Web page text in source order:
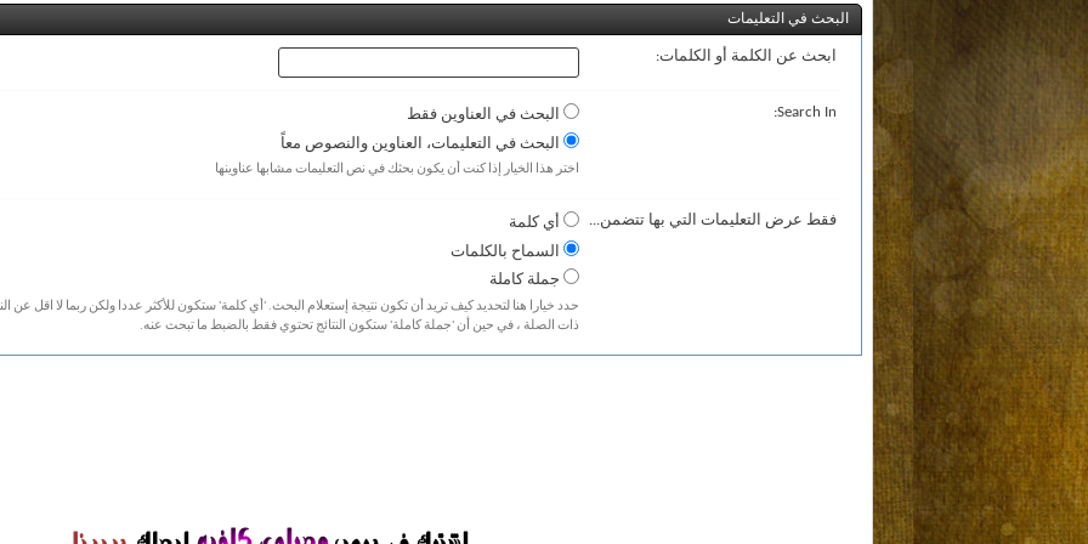
البحث في التعليمات
ابحث عن الكلمة أو الكلمات:
Search In:
البحث في العناوين فقط
البحث في التعليمات، العناوين والنصوص معاً
اختر هذا الخيار إذا كنت أن يكون بحثك في نص التعليمات مشابها عناوينها
فقط عرض التعليمات التي بها تتضمن...
أي كلمة
السماح بالكلمات
جملة كاملة
حدد خيارا هنا لتحديد كيف تريد أن تكون نتيجة إستعلام البحث. 'أي كلمة' ستكون للأكثر عددا ولكن ربما لا اقل عن
ذات الصلة ، في حين أن 'جملة كاملة' ستكون النتائج تحتوي فقط بالضبط ما تبحث عنه.